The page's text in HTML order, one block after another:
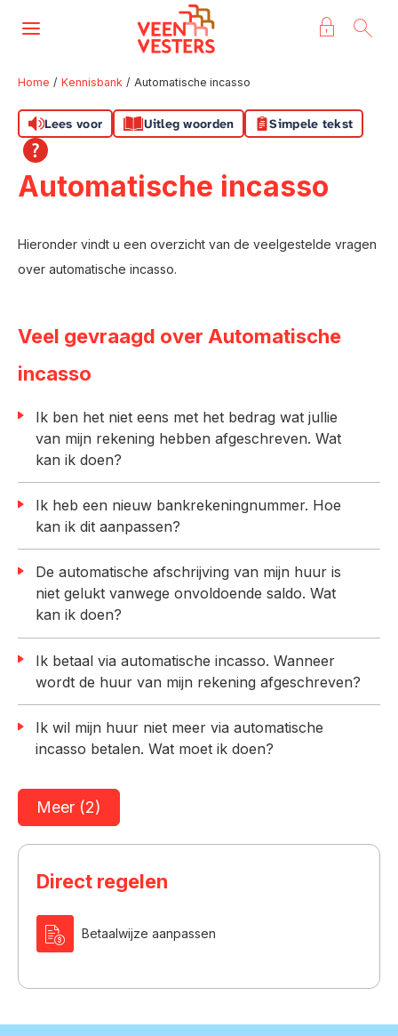
Naar hoofdinhoud
Naar hoofdnavigatiemenu
Naar zoeken
Naar de homepage
Ga naar Hoofd
Home Kennisbank Automatische incasso
Lees voor Uitleg woorden Simpele tekst
Automatische incasso
Hieronder vindt u een overzicht van de veelgestelde vragen
over automatische incasso.
Veel gevraagd over Automatische
incasso
Ik ben het niet eens met het bedrag wat jullie
van mijn rekening hebben afgeschreven. Wat
kan ik doen?
Ik heb een nieuw bankrekeningnummer. Hoe
kan ik dit aanpassen?
De automatische afschrijving van mijn huur is
niet gelukt vanwege onvoldoende saldo. Wat
kan ik doen?
Ik betaal via automatische incasso. Wanneer
wordt de huur van mijn rekening afgeschreven?
Ik wil mijn huur niet meer via automatische
incasso betalen. Wat moet ik doen?
Meer (2)
Direct regelen
 Betaalwijze aanpassen